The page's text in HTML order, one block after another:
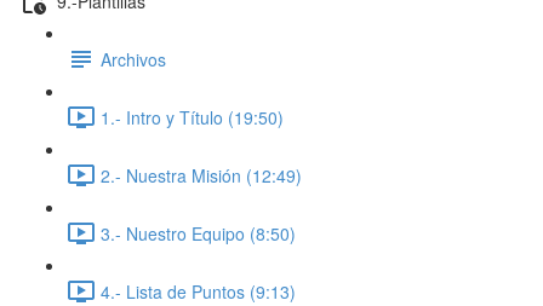
Archivos
1.- Intro y Título (19:50)
2.- Nuestra Misión (12:49)
3.- Nuestro Equipo (8:50)
4.- Lista de Puntos (9:13)